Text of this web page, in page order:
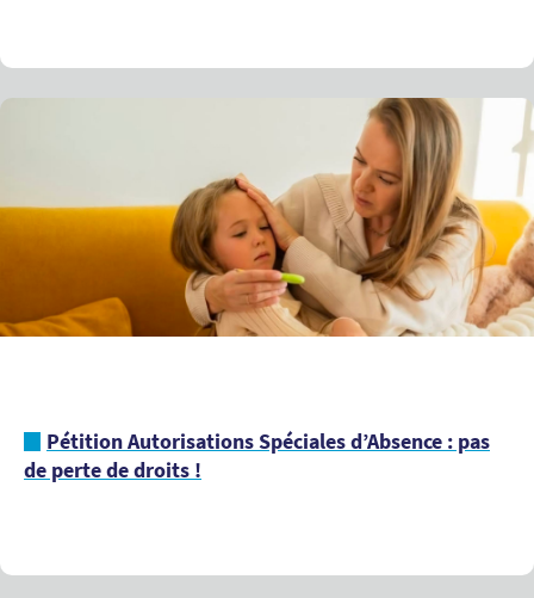
Pétition Autorisations Spéciales d’Absence : pas
de perte de droits !